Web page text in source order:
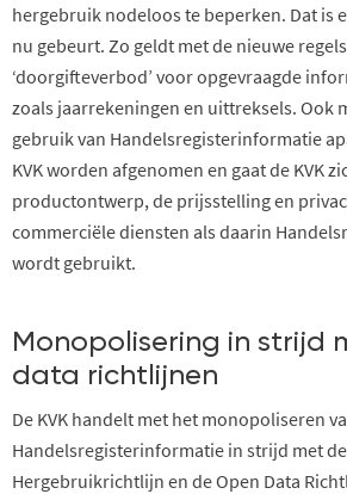
hergebruik nodeloos te beperken. Dat is
nu gebeurt. Zo geldt met de nieuwe regels
‘doorgifteverbod’ voor opgevraagde
zoals jaarrekeningen en uittreksels. Ook
gebruik van Handelsregisterinformatie
KVKworden afgenomen en gaat de KVK
productontwerp, de prijsstelling en
commerciële diensten als daarin
wordt gebruikt.
Monopolisering in strijd
data richtlijnen
De KVK handelt met het monopoliseren
Handelsregisterinformatie in strijd met
Hergebruikrichtlijn en de Open Data